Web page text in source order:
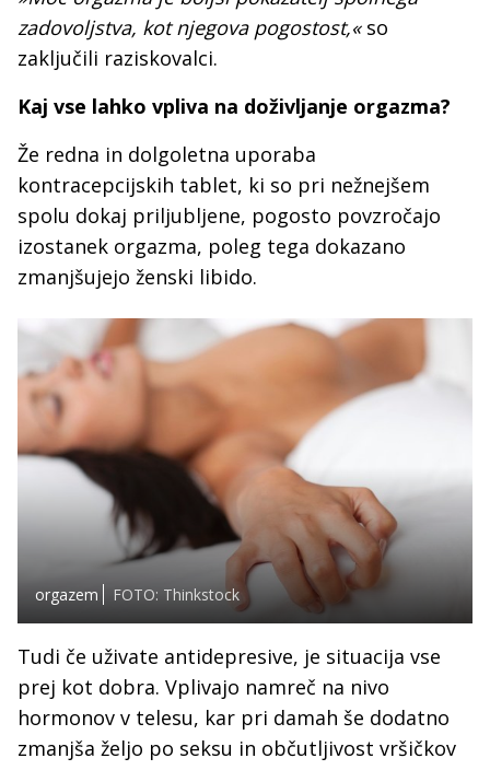
zadovoljstva, kot njegova pogostost,«so
zaključili raziskovalci.
Kaj vse lahko vpliva na doživljanje orgazma?
Že redna in dolgoletna uporaba
kontracepcijskih tablet, ki so pri nežnejšem
spolu dokaj priljubljene, pogosto povzročajo
izostanek orgazma, poleg tega dokazano
zmanjšujejo ženski libido.
orgazem FOTO: Thinkstock
Tudi če uživate antidepresive, je situacija vse
prej kot dobra. Vplivajo namreč na nivo
hormonov v telesu, kar pri damah še dodatno
zmanjša željo po seksu in občutljivost vršičkov